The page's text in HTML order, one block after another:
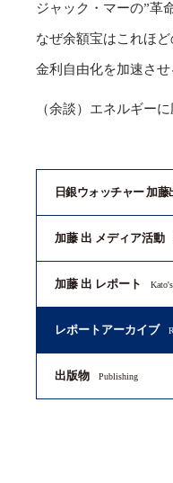
ジャック・マーの”革
なぜ余額宝はこれほ
金利自由化を加速さ
（余談）エネルギー
日銀ウォッチャー 加藤
加藤 出 メディア活動
加藤 出 レポート
レポートアーカイブ
出版物 Publishing